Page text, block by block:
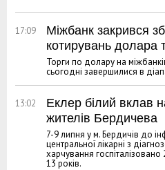
17:09
Міжбанк закрився
котирувань долара
Торги по долару на
сьогодні завершилися в
13:02
Еклер білий вклав
жителів Бердичева
7-9 липня у м. Бердичів до
центральної лікарні з
харчування
13 років.